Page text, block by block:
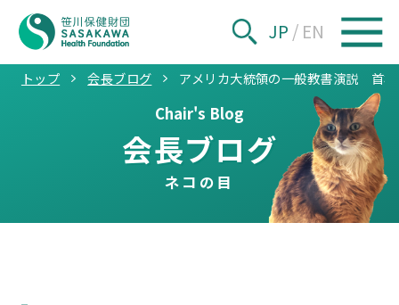
JP / EN
トップ 会長ブログ アメリカ大統領の一般教書演説 首
Chair's Blog
会長ブログ
ネコの目